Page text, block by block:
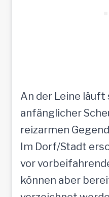
An der Leine läuft
anfänglicher
reizarmen
Im Dorf/Stadt
vor
können aber